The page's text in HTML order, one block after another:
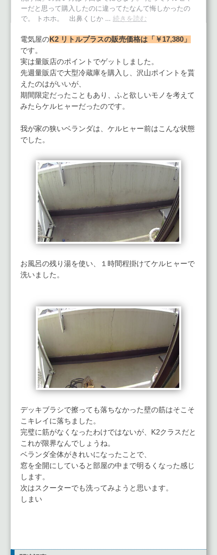
電気屋のK2 リトルプラスの販売価格は「￥17,380」
です。
実は量販店のポイントでゲットしました。
先週量販店で大型冷蔵庫を購入し、沢山ポイントを貰
えたのはがいいが、
期間限定だったこともあり、ふと欲しいモノを考えて
みたらケルヒャーだったのです。
我が家の狭いベランダは、ケルヒャー前はこんな状態
でした。
お風呂の残り湯を使い、１時間程掛けてケルヒャーで
洗いました。
デッキブラシで擦っても落ちなかった壁の筋はそこそ
こキレイに落ちました。
完璧に筋がなくなったわけではないが、K2クラスだと
これが限界なんでしょうね。
ベランダ全体がきれいになったことで、
窓を全開にしていると部屋の中まで明るくなった感じ
します。
次はスクーターでも洗ってみようと思います。
しまい